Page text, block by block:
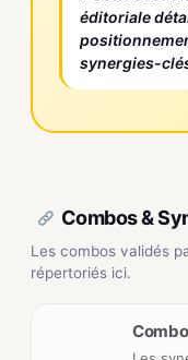
éditoriale
synergies-
Combos &
Les combos validés
répertoriés ici.